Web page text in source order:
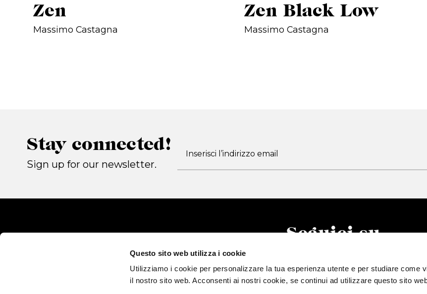
Questo sito web utilizza i cookie
Utilizziamo i cookie per personalizzare la tua esperienza utente e per studiare come
il nostro sito web. Acconsenti ai nostri cookie, se continui ad utilizzare questo sito
Zen
Massimo Castagna
Zen Black Low
Massimo Castagna
Stay connected!
Sign up for our newsletter.
Seguici su